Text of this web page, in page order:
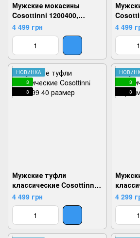
Мужские мокасины
Cosottinni 1200400,
Серый, 40, 2924180836465
4 499 грн 4 499
НОВИНКА
3
3
Мужские туфли
классические Cosottinni
1200399, Бежевый, 40,
2924180836403
4 499 грн
3
3
4 299